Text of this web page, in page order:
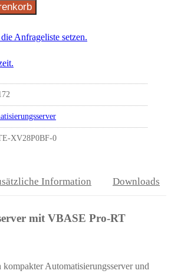
Anfrageliste setzen.
XV28P0BF-0
Information Downloads
mit VBASE Pro-RT
kompakter Automatisierungsserver und